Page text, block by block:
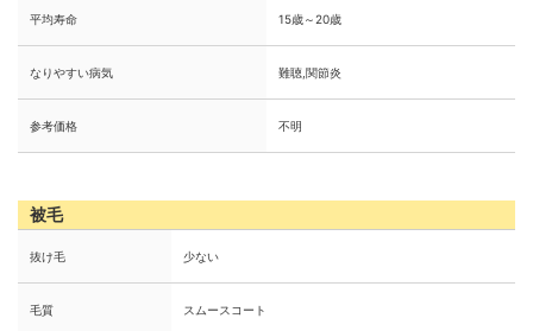
平均寿命 15歳～20歳
なりやすい病気 難聴,関節炎
参考価格 不明
被毛
抜け毛 少ない
毛質 スムースコート